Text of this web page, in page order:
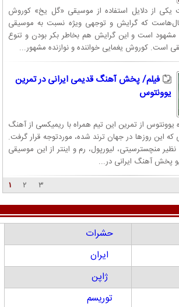
از دلایل استفاده از موسیقی «گل یخ» کوروش
که گرایش و توجهی ویژه نسبت به موسیقی
مشهود است و این گرایش هم بخاطر بکر بودن و تنوع
است. کوروش یغمایی خواننده و نوازنده مشهور...
فیلم/ پخش آهنگ قدیمی ایرانی در تمرین
یوونتوس
از تمرین این تیم همراه با ریمیکسی از آهنگ
این روزها در جهان ترند شده، موردتوجه قرار گرفت.
منچسترسیتی، لیورپول، رم و اینتر از این موسیقی
پخش آهنگ ایرانی در...
۱
۲ ۳
حشرات
ایران
ژاپن
توریسم